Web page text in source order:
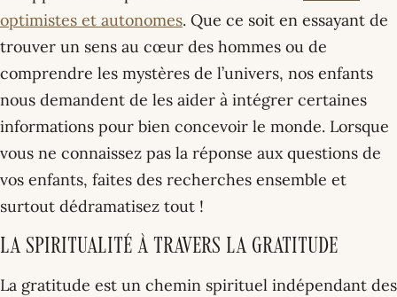
optimistes et autonomes. Que ce soit en essayant de
trouver un sens au cœur des hommes ou de
comprendre les mystères de l’univers, nos enfants
nous demandent de les aider à intégrer certaines
informations pour bien concevoir le monde. Lorsque
vous ne connaissez pas la réponse aux questions de
vos enfants, faites des recherches ensemble et
surtout dédramatisez tout !
La spiritualité à travers la gratitude
La gratitude est un chemin spirituel indépendant des